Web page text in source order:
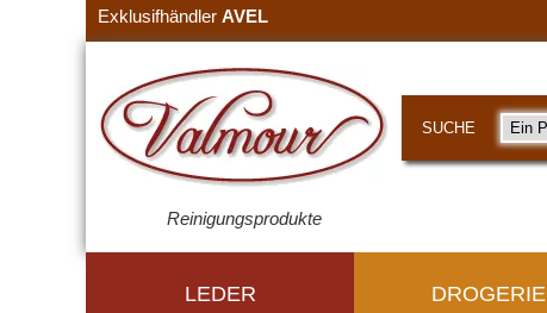
Exklusifhändler AVEL
Reinigungsprodukte
SUCHE
LEDER DROGERIE